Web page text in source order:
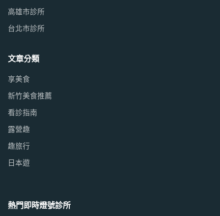
高雄市診所
台北市診所
文章分類
享美食
新竹美食推薦
看診指南
露營趣
趣旅行
日本遊
熱門即時燈號診所